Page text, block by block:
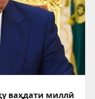
ваҳдати миллӣ